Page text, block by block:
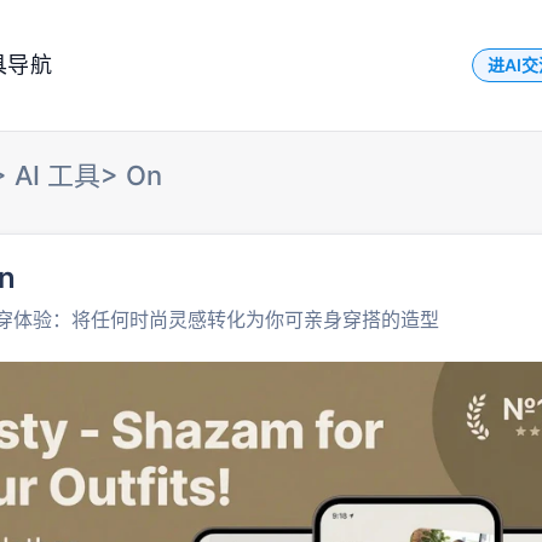
导航 进AI交
AI 工具> On
体验：将任何时尚灵感转化为你可亲身穿搭的造型